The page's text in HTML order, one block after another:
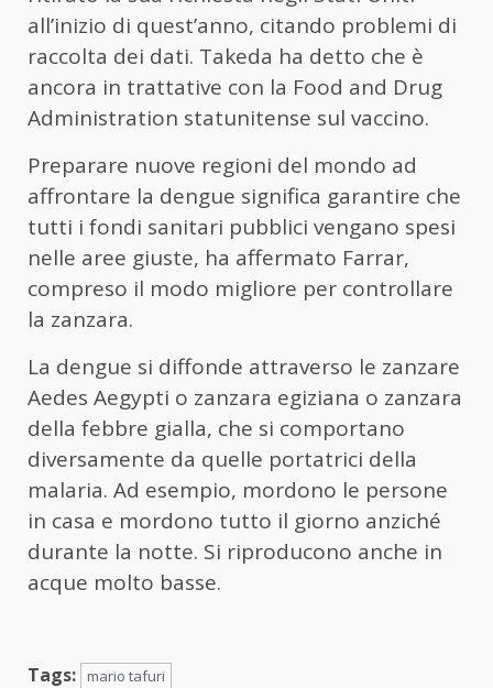
all’inizio di quest’anno, citando problemi di
raccolta dei dati. Takeda ha detto che è
ancora in trattative con la Food and Drug
Administration statunitense sul vaccino.
Preparare nuove regioni del mondo ad
affrontare la dengue significa garantire che
tutti i fondi sanitari pubblici vengano spesi
nelle aree giuste, ha affermato Farrar,
compreso il modo migliore per controllare
la zanzara.
La dengue si diffonde attraverso le zanzare
Aedes Aegypti o zanzara egiziana o zanzara
della febbre gialla, che si comportano
diversamente da quelle portatrici della
malaria. Ad esempio, mordono le persone
in casa e mordono tutto il giorno anziché
durante la notte. Si riproducono anche in
acque molto basse.
Tags: mario tafuri